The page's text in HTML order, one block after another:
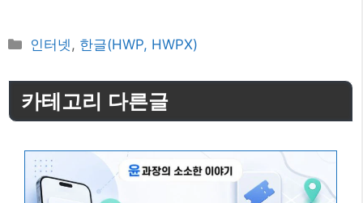
카
고
리
인터넷 , 한글(HWP, HWPX)
카테고리 다른글